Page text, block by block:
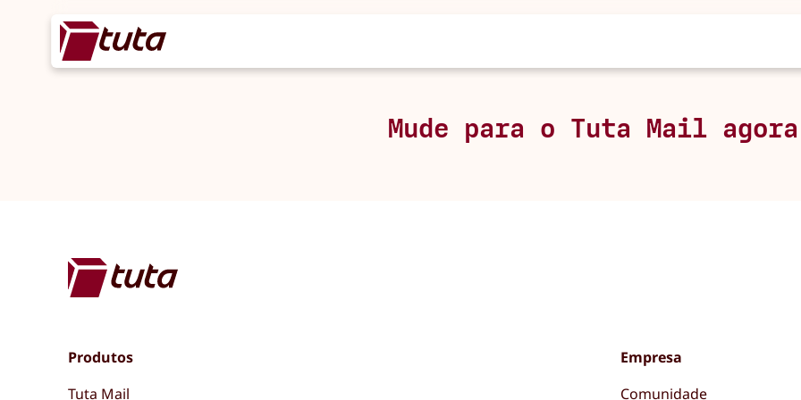
Mude para o Tuta Mail
Produtos
Tuta Mail
Empresa
Comunidade